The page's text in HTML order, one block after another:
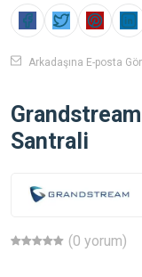
Arkadaşına E-posta
Santrali
(0 yorum)